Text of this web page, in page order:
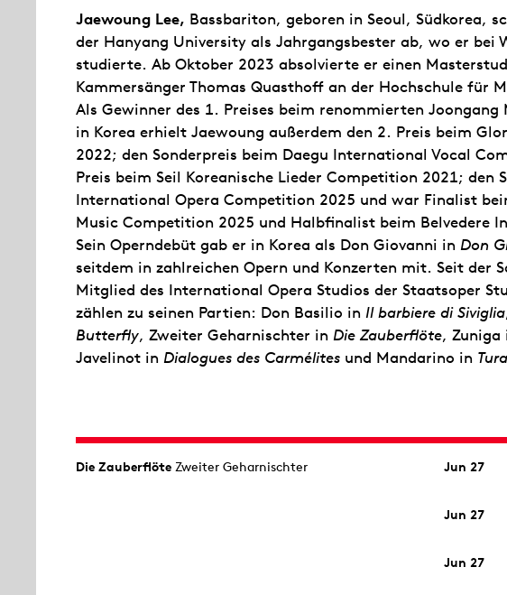
Jaewoung Lee, Bassbariton, geboren in Seoul, Südkorea,
der Hanyang University als Jahrgangsbester ab, wo er bei
studierte. Ab Oktober 2023 absolvierte er einen
Kammersänger Thomas Quasthoff an der Hochschule für
Als Gewinner des 1. Preises beim renommierten
in Korea erhielt Jaewoung außerdem den 2. Preis beim
2022; den Sonderpreis beim Daegu International Vocal
Preis beim Seil Koreanische Lieder Competition 2021; den
International Opera Competition 2025 und war Finalist
Music Competition 2025 und Halbfinalist beim Belvedere
Sein Operndebüt gab er in Korea als Don Giovanni in Don
seitdem in zahlreichen Opern und Konzerten mit. Seit der
Mitglied des International Opera Studios der Staatsoper
zählen zu seinen Partien: Don Basilio in Il barbiere di Siviglia
Butterfly, Zweiter Geharnischter in Die Zauberflöte, Zuniga
Javelinot in Dialogues des Carmélites und Mandarino in
Die Zauberflöte Zweiter Geharnischter Jun 27
Jun 27
Jun 27